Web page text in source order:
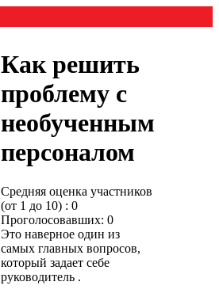
Как решить
проблему с
необученным
персоналом
Средняя оценка участников
(от 1 до 10) : 0
Проголосовавших: 0
Это наверное один из
самых главных вопросов,
который задает себе
руководитель .